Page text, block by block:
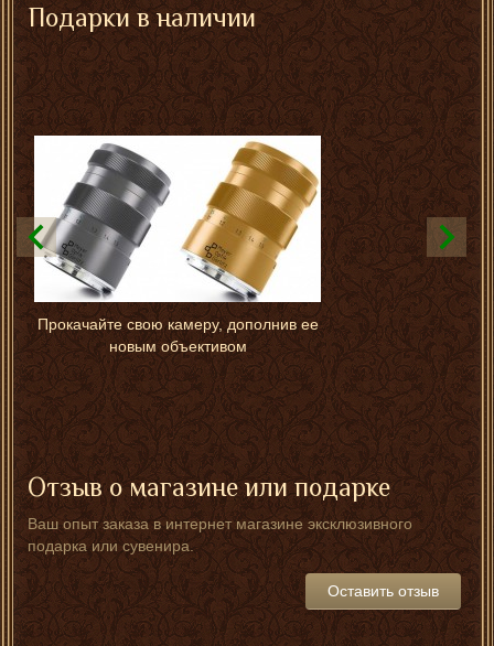
Подарки в наличии
Прокачайте свою камеру, дополнив ее
новым объективом
Отзыв о магазине или подарке
Ваш опыт заказа в интернет магазине эксклюзивного
подарка или сувенира.
Оставить отзыв